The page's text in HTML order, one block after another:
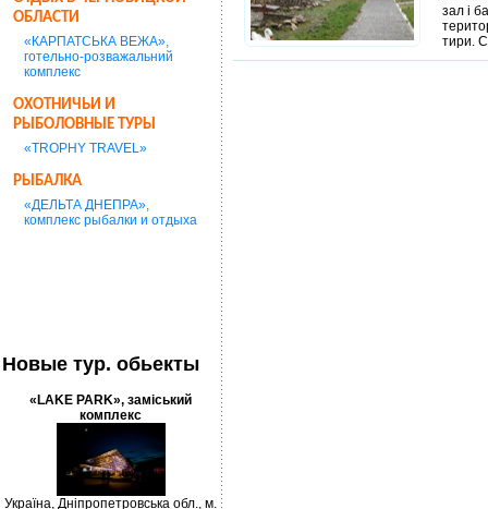
ОБЛАСТИ
«КАРПАТСЬКА ВЕЖА»,
готельно-розважальний
комплекс
ОХОТНИЧЬИ И
РЫБОЛОВНЫЕ ТУРЫ
«TROPHY TRAVEL»
РЫБАЛКА
«ДЕЛЬТА ДНЕПРА»,
комплекс рыбалки и отдыха
Новые тур. обьекты
«LAKE PARK», заміський
комплекс
Україна, Дніпропетровська обл., м.
зал і
тири.